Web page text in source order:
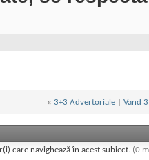
« 3+3 Advertoriale Vand
care navighează în acest subiect. (0